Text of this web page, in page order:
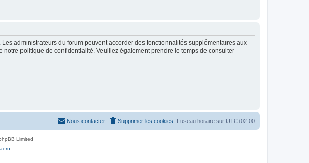
administrateurs du forum peuvent accorder des fonctionnalités supplémentaires aux
politique de confidentialité. Veuillez également prendre le temps de consulter
Fuseau horaire sur UTC+02:00
Supprimer les cookies
Nous contacter
Limited